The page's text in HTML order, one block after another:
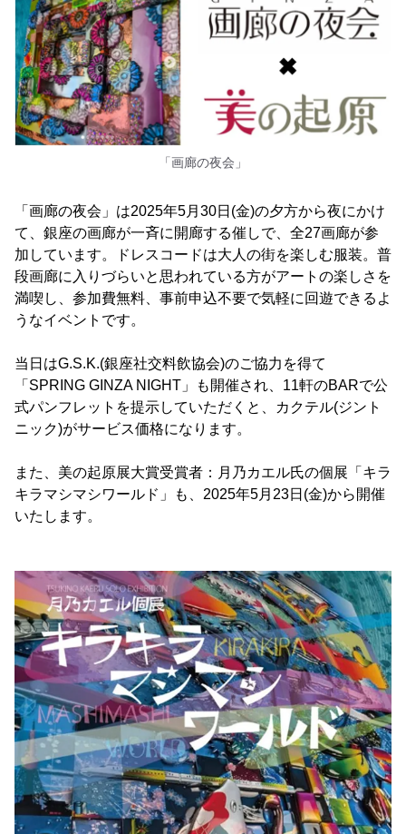
「画廊の夜会」
「画廊の夜会」は2025年5月30日(金)の夕方から夜にかけ
て、銀座の画廊が一斉に開廊する催しで、全27画廊が参
加しています。ドレスコードは大人の街を楽しむ服装。普
段画廊に入りづらいと思われている方がアートの楽しさを
満喫し、参加費無料、事前申込不要で気軽に回遊できるよ
うなイベントです。
当日はG.S.K.(銀座社交料飲協会)のご協力を得て
「SPRING GINZA NIGHT」も開催され、11軒のBARで公
式パンフレットを提示していただくと、カクテル(ジント
ニック)がサービス価格になります。
また、美の起原展大賞受賞者：月乃カエル氏の個展「キラ
キラマシマシワールド」も、2025年5月23日(金)から開催
いたします。